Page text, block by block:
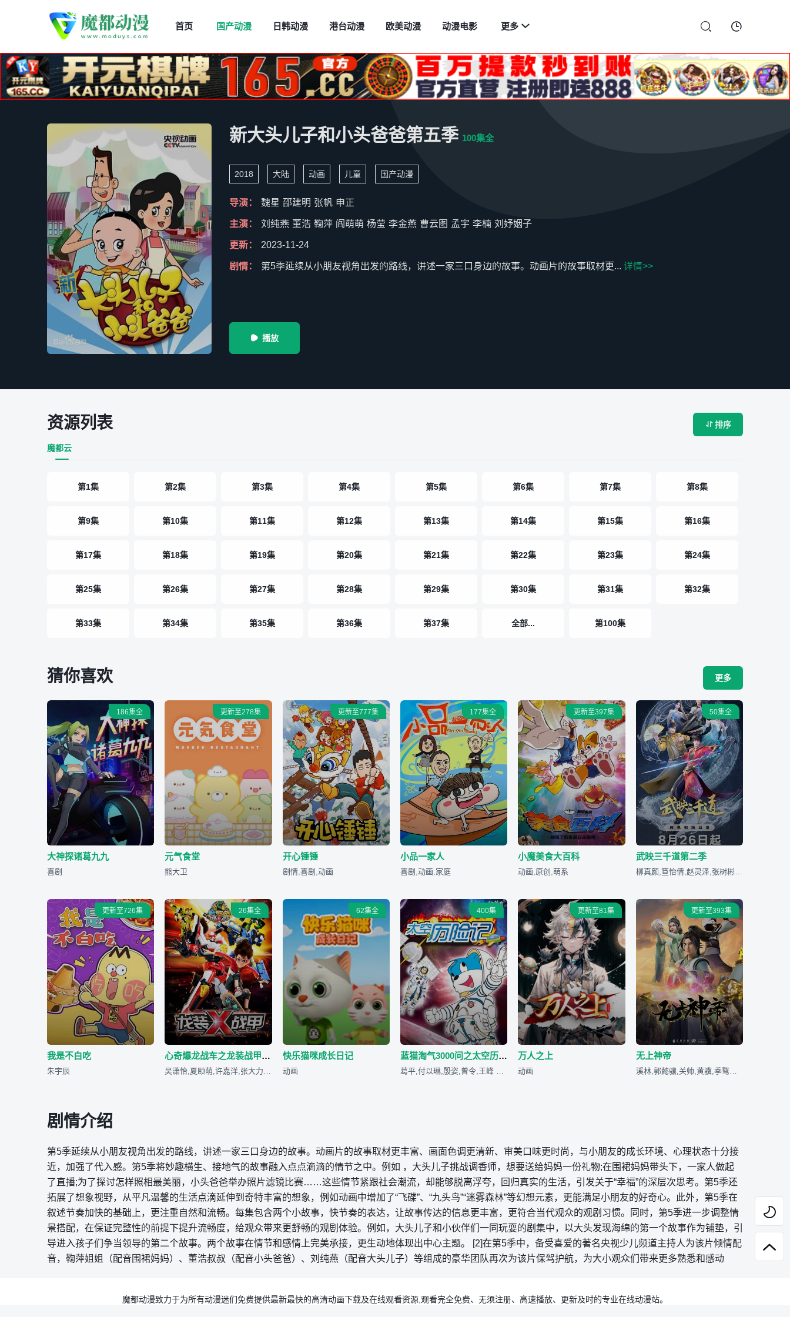
首页 国产动漫 日韩动漫 港台动漫 欧美动漫 动漫电影 更多   
新大头儿子和小头爸爸第五季 100集全
2018 大陆 动画 儿童 国产动漫
导演： 魏星 邵建明 张帆 申正
主演： 刘纯燕 董浩 鞠萍 阎萌萌 杨莹 李金燕 曹云图 孟宇 李楠 刘妤姻子
更新： 2023-11-24
剧情： 第5季延续从小朋友视角出发的路线，讲述一家三口身边的故事。动画片的故事取材更... 详情>>
 播放
资源列表  排序
魔都云
第1集 第2集 第3集 第4集 第5集 第6集 第7集 第8集
第9集 第10集 第11集 第12集 第13集 第14集 第15集 第16集
第17集 第18集 第19集 第20集 第21集 第22集 第23集 第24集
第25集 第26集 第27集 第28集 第29集 第30集 第31集 第32集
第33集 第34集 第35集 第36集 第37集 全部... 第100集
猜你喜欢 更多
186集全
大神探诸葛九九
喜剧
更新至278集
元气食堂
熊大卫
更新至777集
开心锤锤
剧情,喜剧,动画
177集全
小品一家人
喜剧,动画,家庭
更新至397集
小魔美食大百科
动画,原创,萌系
50集全
武映三千道第二季
柳真颜,笪怡倩,赵灵泽,张树彬,井井,王一斐,赵泽轩,大臣老...
更新至726集
我是不白吃
朱宇辰
26集全
心奇爆龙战车之龙装战甲 精华篇
62集全
快乐猫咪成长日记
动画
400集
蓝猫淘气3000问之太空历险记‎‎
更新至81集
万人之上
动画
更新至393集
无上神帝
溪林,郭懿骧,关帅,黄骥,季骜杰,钟巍,烈之流星,蘭雨馨,张...
剧情介绍
第5季延续从小朋友视角出发的路线，讲述一家三口身边的故事。动画片的故事取材更丰富、画面色调更清新、审美口味更时尚，与小朋友的成长环境、心理状态十分接
近，加强了代入感。第5季将妙趣横生、接地气的故事融入点点滴滴的情节之中。例如 ，大头儿子挑战调香师，想要送给妈妈一份礼物;在围裙妈妈带头下，一家人做起
了直播;为了探讨怎样照相最美丽，小头爸爸举办照片滤镜比赛……这些情节紧跟社会潮流，却能够脱离浮夸，回归真实的生活，引发关于“幸福”的深层次思考。第5季还
拓展了想象视野，从平凡温馨的生活点滴延伸到奇特丰富的想象，例如动画中增加了“飞碟”、“九头鸟”“迷雾森林”等幻想元素，更能满足小朋友的好奇心。此外，第5季在
叙述节奏加快的基础上，更注重自然和流畅。每集包含两个小故事，快节奏的表达，让故事传达的信息更丰富，更符合当代观众的观剧习惯。同时，第5季进一步调整情
景搭配，在保证完整性的前提下提升流畅度，给观众带来更舒畅的观剧体验。例如，大头儿子和小伙伴们一同玩耍的剧集中，以大头发现海绵的第一个故事作为铺垫，引
导进入孩子们争当领导的第二个故事。两个故事在情节和感情上完美承接，更生动地体现出中心主题。 [2]在第5季中，备受喜爱的著名央视少儿频道主持人为该片倾情配
音，鞠萍姐姐（配音围裙妈妈）、董浩叔叔（配音小头爸爸）、刘纯燕（配音大头儿子）等组成的豪华团队再次为该片保驾护航，为大小观众们带来更多熟悉和感动
魔都动漫致力于为所有动漫迷们免费提供最新最快的高清动画下载及在线观看资源,观看完全免费、无须注册、高速播放、更新及时的专业在线动漫站。

